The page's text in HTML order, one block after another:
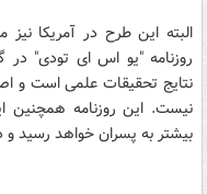
روزنامه "یو اس ای تودی"
نتایج تحقیقات علمی است و
نیست. این روزنامه همچنین
بیشتر به پسران خواهد رسید